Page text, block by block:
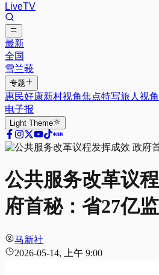
LiveTV
最新
全国
雪兰莪
专题
惠民好康新村视角焦点特写旅人视角
电子报
Light Theme
公共服务改革议
府首秘：省27亿
马新社
2026-05-14, 上午 9:00